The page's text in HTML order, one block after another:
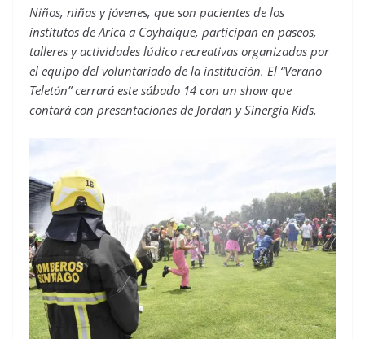
Niños, niñas y jóvenes, que son pacientes de los
institutos de Arica a Coyhaique, participan en paseos,
talleres y actividades lúdico recreativas organizadas por
el equipo del voluntariado de la institución. El “Verano
Teletón” cerrará este sábado 14 con un show que
contará con presentaciones de Jordan y Sinergia Kids.